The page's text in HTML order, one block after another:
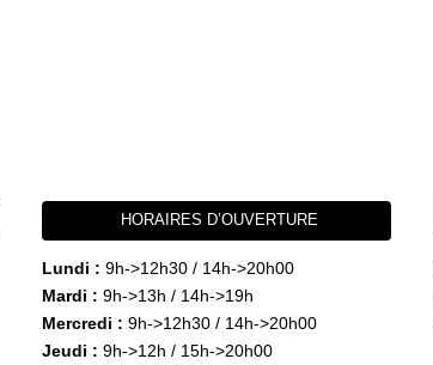
HORAIRES D’OUVERTURE
Lundi : 9h->12h30 / 14h->20h00
Mardi : 9h->13h / 14h->19h
Mercredi : 9h->12h30 / 14h->20h00
Jeudi : 9h->12h / 15h->20h00